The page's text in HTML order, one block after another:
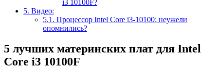
i3 10100F?
5. Видео:
5.1. Процессор Intel Core i3-10100: неужели
опомнились?
5 лучших материнских плат для Intel
Core i3 10100F